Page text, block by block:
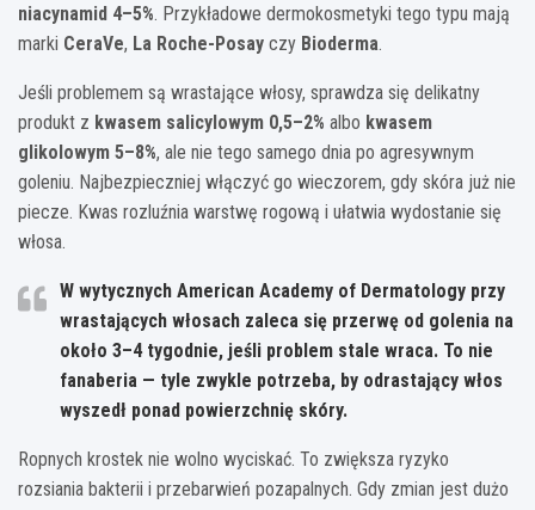
niacynamid 4–5%. Przykładowe dermokosmetyki tego typu mają
marki CeraVe, La Roche-Posay czy Bioderma.
Jeśli problemem są wrastające włosy, sprawdza się delikatny
produkt z kwasem salicylowym 0,5–2% albo kwasem
glikolowym 5–8%, ale nie tego samego dnia po agresywnym
goleniu. Najbezpieczniej włączyć go wieczorem, gdy skóra już nie
piecze. Kwas rozluźnia warstwę rogową i ułatwia wydostanie się
włosa.
W wytycznych American Academy of Dermatology przy
wrastających włosach zaleca się przerwę od golenia na
około 3–4 tygodnie, jeśli problem stale wraca. To nie
fanaberia — tyle zwykle potrzeba, by odrastający włos
wyszedł ponad powierzchnię skóry.
Ropnych krostek nie wolno wyciskać. To zwiększa ryzyko
rozsiania bakterii i przebarwień pozapalnych. Gdy zmian jest dużo